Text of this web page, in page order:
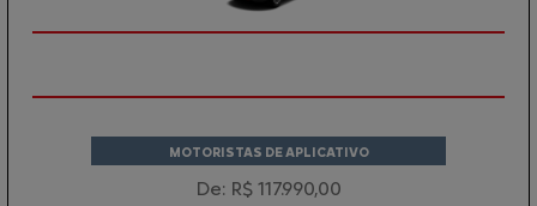
MOTORISTAS DE APLICATIVO
De: R$ 117.990,00